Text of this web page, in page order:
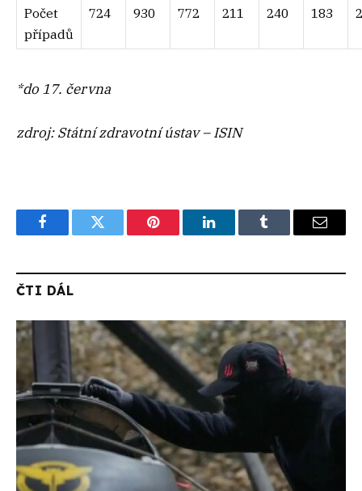
Počet
případů
724 930 772 211 240 183
*do 17. června
zdroj:Státní zdravotní ústav – ISIN
FacebookTwitter Pinterest LinkedInTumblr Email
ČTI DÁL